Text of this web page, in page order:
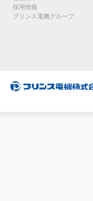
採用情報
プリンス電機グループ